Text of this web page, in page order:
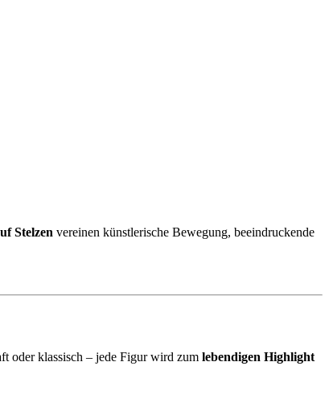
Stelzen vereinen künstlerische Bewegung, beeindruckende
oder klassisch – jede Figur wird zum lebendigen Highlight